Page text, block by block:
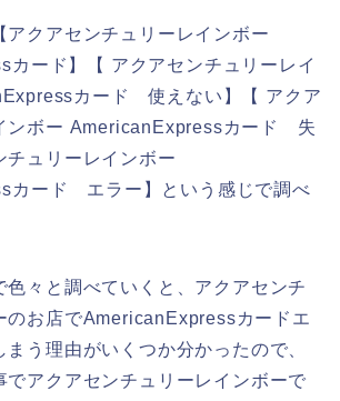
アクアセンチュリーレインボー
ード】【 アクアセンチュリーレイ
カード 使えない】【 アクア
ンボー AmericanExpressカード 失
チュリーレインボー
カード エラー】という感じで調べ
色々と調べていくと、アクアセンチ
のお店でAmericanExpressカードエ
う理由がいくつか分かったので、
でアクアセンチュリーレインボーで